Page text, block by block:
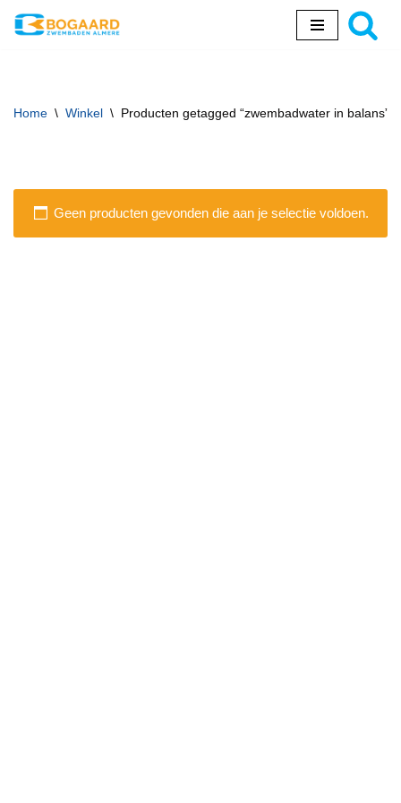
inhoud
Home \ Winkel \ Producten getagged “zwembadwater in balans”
Geen producten gevonden die aan je selectie voldoen.